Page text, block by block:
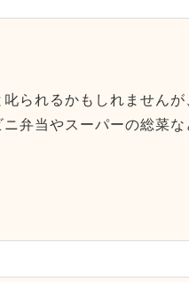
られるかもしれませんが
弁当やスーパーの総菜